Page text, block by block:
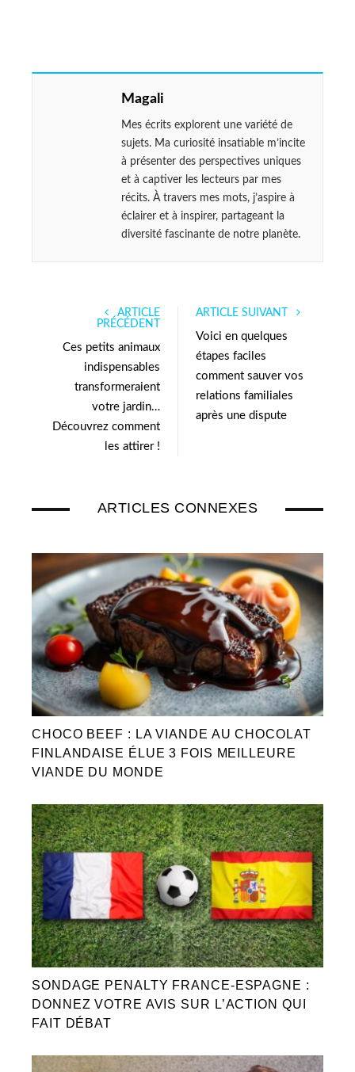
Magali
Mes écrits explorent une variété de
sujets. Ma curiosité insatiable m’incite
à présenter des perspectives uniques
et à captiver les lecteurs par mes
récits. À travers mes mots, j’aspire à
éclairer et à inspirer, partageant la
diversité fascinante de notre planète.
ARTICLE
PRÉCÉDENT
Ces petits animaux
indispensables
transformeraient
votre jardin…
Découvrez comment
les attirer !
ARTICLE SUIVANT
Voici en quelques
étapes faciles
comment sauver vos
relations familiales
après une dispute
ARTICLES CONNEXES
CHOCO BEEF : LA VIANDE AU CHOCOLAT
FINLANDAISE ÉLUE 3 FOIS MEILLEURE
VIANDE DU MONDE
SONDAGE PENALTY FRANCE-ESPAGNE :
DONNEZ VOTRE AVIS SUR L’ACTION QUI
FAIT DÉBAT